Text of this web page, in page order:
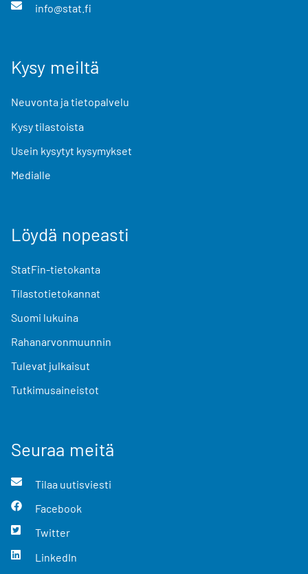
info@stat.fi
Kysy meiltä
Neuvonta ja tietopalvelu
Kysy tilastoista
Usein kysytyt kysymykset
Medialle
Löydä nopeasti
StatFin-tietokanta
Tilastotietokannat
Suomi lukuina
Rahanarvonmuunnin
Tulevat julkaisut
Tutkimusaineistot
Seuraa meitä
Tilaa uutisviesti
Facebook
Twitter
LinkedIn